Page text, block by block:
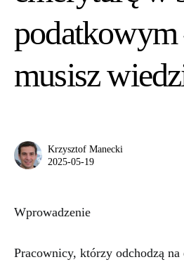
podatkowym
musisz
Krzysztof Manecki
2025-05-19
Wprowadzenie
Pracownicy, którzy odchodzą na